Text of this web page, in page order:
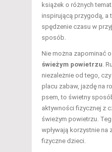
książek o różnych
inspirującą przygodą, a
spędzenie czasu w
sposób.
Nie można zapominać o
świeżym powietrzu .
niezależnie od tego,
placu zabaw, jazdę na
psem, to świetny
aktywności fizycznej z
świeżym powietrzu.
wpływają korzystnie na
fizyczne dzieci.